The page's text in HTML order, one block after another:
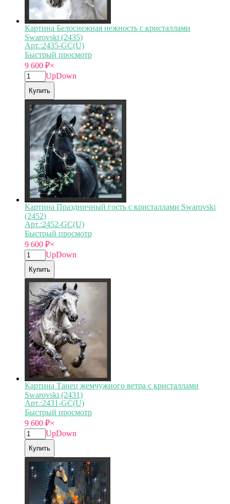
Картина Белоснежная нежность с кристаллами
Swarovski (2435)
Арт.:2435-GC(U)
Быстрый просмотр
9 600 ₽×
UpDown
Купить
Картина Праздничный гость с кристаллами Swarovski
(2452)
Арт.:2452-GC(U)
Быстрый просмотр
9 600 ₽×
UpDown
Купить
Картина Танец жемчужного ветра с кристаллами
Swarovski (2431)
Арт.:2431-GC(U)
Быстрый просмотр
9 600 ₽×
UpDown
Купить